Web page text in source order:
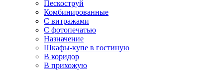
Пескоструй
Комбинированные
С витражами
С фотопечатью
Назначение
Шкафы-купе в гостиную
В коридор
В прихожую